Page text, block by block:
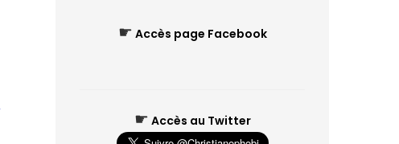
☛ Accès page Facebook
☛ Accès au Twitter